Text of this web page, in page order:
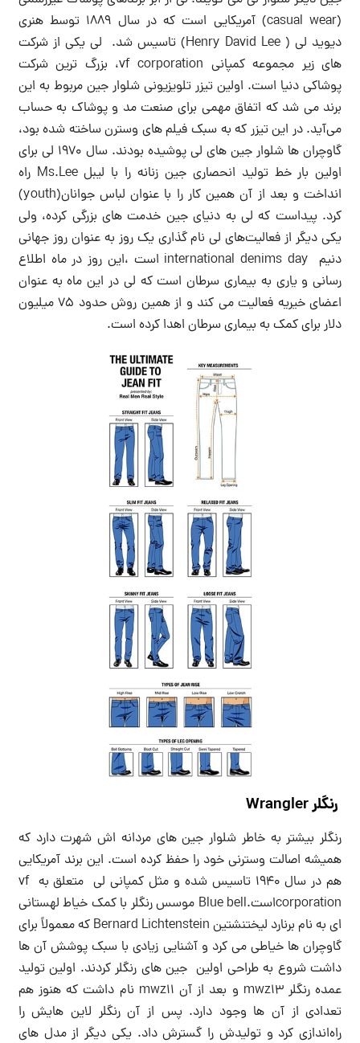
(casual wear) آمریکایی است که در سال ۱۸۸۹ توسط هنری
دیوید لی ( Henry David Lee) تاسیس شد. لی یکی از شرکت
های زیر مجموعه کمپانی vf corporation، بزرگ ترین شرکت
پوشاکی دنیا است. اولین تیزر تلویزیونی شلوار جین مربوط به این
برند می شد که اتفاق مهمی برای صنعت مد و پوشاک به حساب
می‌آید. در این تیزر که به سبک فیلم های وسترن ساخته شده بود،
گاوچران ها شلوار جین های لی پوشیده بودند. سال ۱۹۷۰ لی برای
اولین بار خط تولید انحصاری جین زنانه را با لیبل Ms.Lee راه
انداخت و بعد از آن همین کار را با عنوان لباس جوانان(youth)
کرد. پیداست که لی به دنیای جین خدمت های بزرگی کرده، ولی
یکی دیگر از فعالیت‌های لی نام گذاری یک روز به عنوان روز جهانی
دنیم international denims day است ،این روز در ماه اطلاع
رسانی و یاری به بیماری سرطان است که لی در این ماه به عنوان
اعضای خیریه فعالیت می کند و از همین روش حدود ۷۵ میلیون
دلار برای کمک به بیماری سرطان اهدا کرده است.
رنگلر Wrangler
رنگلر بیشتر به خاطر شلوار جین های مردانه اش شهرت دارد که
همیشه اصالت وسترنی خود را حفظ کرده است. این برند آمریکایی
هم در سال ۱۹۴۰ تاسیس شده و مثل کمپانی لی متعلق به vf
corporationاست.Blue bell موسس رنگلر با کمک خیاط لهستانی
ای به نام برنارد لیختنشتین Bernard Lichtenstein که معمولاً برای
گاوچران ها خیاطی می کرد و آشنایی زیادی با سبک پوشش آن ها
داشت شروع به طراحی اولین جین های رنگلر کردند. اولین تولید
عمده رنگلر mwz13 و بعد از آن mwz11 نام داشت که هنوز هم
تعدادی از آن ها وجود دارد. پس از آن رنگلر لاین هایش را
راه‌اندازی کرد و تولیدش را گسترش داد. یکی دیگر از مدل های